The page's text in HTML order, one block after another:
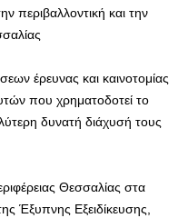
περιβαλλοντική και την
έρευνας και καινοτομίας
που χρηματοδοτεί το
δυνατή διάχυσή τους
Θεσσαλίας στα
Έξυπνης Εξειδίκευσης,